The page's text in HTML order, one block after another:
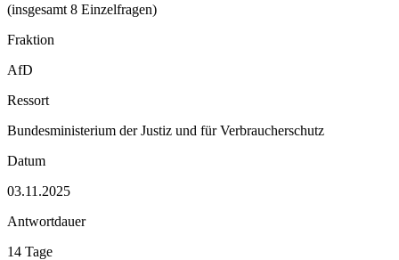
(insgesamt 8 Einzelfragen)
Fraktion
AfD
Ressort
Bundesministerium der Justiz und für Verbraucherschutz
Datum
03.11.2025
Antwortdauer
14 Tage